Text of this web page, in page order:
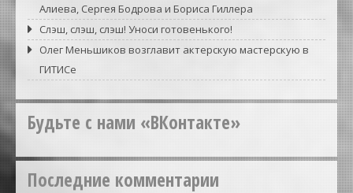
Алиева, Сергея Бодрова и Бориса Гиллера
Слэш, слэш, слэш! Уноси готовенького!
Олег Меньшиков возглавит актерскую мастерскую в
ГИТИСе
Будьте с нами «ВКонтакте»
Последние комментарии